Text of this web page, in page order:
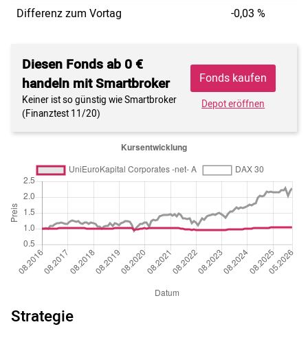
Differenz zum Vortag
-0,03 %
Diesen Fonds ab 0 €
handeln mit Smartbroker
Keiner ist so günstig wie Smartbroker
(Finanztest 11/20)
Fonds kaufen
Depot eröffnen
Strategie